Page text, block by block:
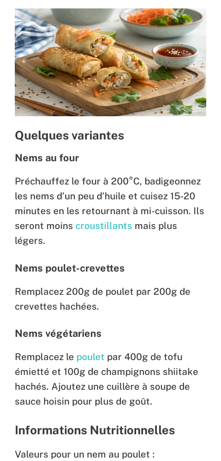
Quelques variantes
Nems au four
Préchauffez le four à 200°C, badigeonnez
les nems d’un peu d’huile et cuisez 15-20
minutes en les retournant à mi-cuisson. Ils
seront moins croustillants mais plus
légers.
Nems poulet-crevettes
Remplacez 200g de poulet par 200g de
crevettes hachées.
Nems végétariens
Remplacez le poulet par 400g de tofu
émietté et 100g de champignons shiitake
hachés. Ajoutez une cuillère à soupe de
sauce hoisin pour plus de goût.
Informations Nutritionnelles
Valeurs pour un nem au poulet :